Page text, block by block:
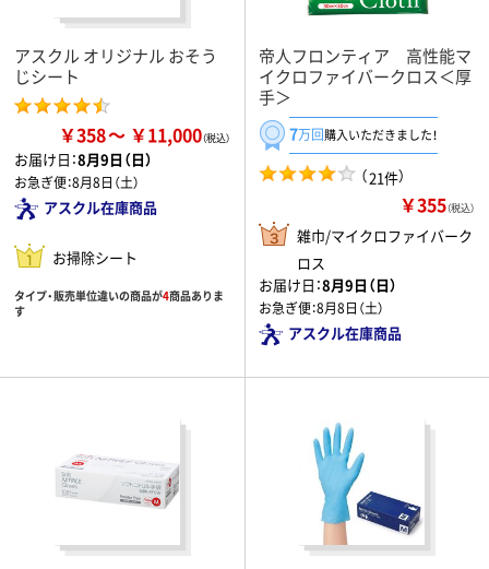
アスクル オリジナル おそう
じシート
￥358 ￥11,000
お届け日：8月9日（日）
お急ぎ便：8月8日（土）
アスクル在庫商品
お掃除シート
タイプ・販売単位違いの商品が4商品ありま
す
帝人フロンティア 高性能マ
イクロファイバークロス＜厚
手＞
7万回購入いただきました！
（21件）
￥355（税込）
雑巾/マイクロファイバーク
ロス
お届け日：8月9日（日）
お急ぎ便：8月8日（土）
アスクル在庫商品